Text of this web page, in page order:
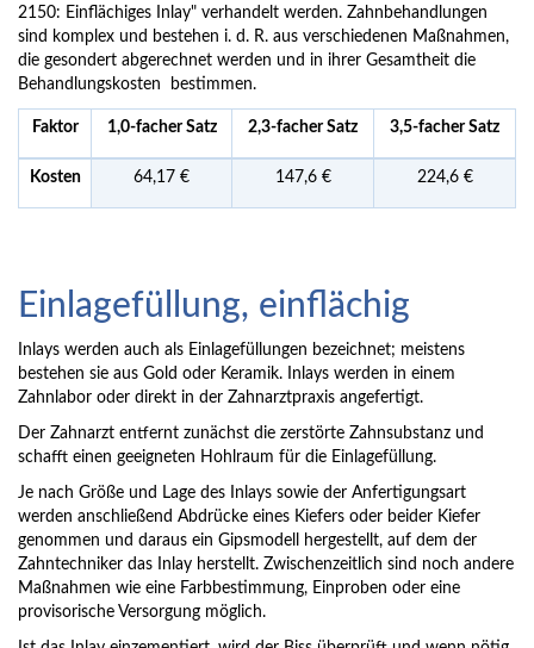
2150: Einflächiges Inlay" verhandelt werden. Zahnbehandlungen
sind komplex und bestehen i. d. R. aus verschiedenen Maßnahmen,
die gesondert abgerechnet werden und in ihrer Gesamtheit die
Behandlungskosten bestimmen.
Faktor 1,0-facher Satz 2,3-facher Satz 3,5-facher Satz
Kosten 64,17 € 147,6 € 224,6 €
Einlagefüllung, einflächig
Inlays werden auch als Einlagefüllungen bezeichnet; meistens
bestehen sie aus Gold oder Keramik. Inlays werden in einem
Zahnlabor oder direkt in der Zahnarztpraxis angefertigt.
Der Zahnarzt entfernt zunächst die zerstörte Zahnsubstanz und
schafft einen geeigneten Hohlraum für die Einlagefüllung.
Je nach Größe und Lage des Inlays sowie der Anfertigungsart
werden anschließend Abdrücke eines Kiefers oder beider Kiefer
genommen und daraus ein Gipsmodell hergestellt, auf dem der
Zahntechniker das Inlay herstellt. Zwischenzeitlich sind noch andere
Maßnahmen wie eine Farbbestimmung, Einproben oder eine
provisorische Versorgung möglich.